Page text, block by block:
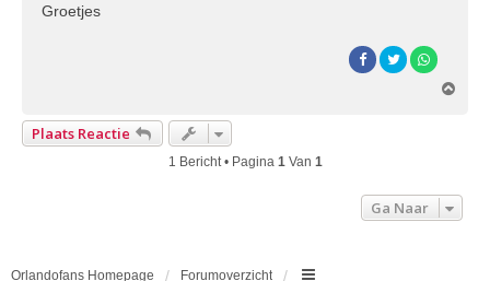
Groetjes
Plaats Reactie
1 Bericht • Pagina 1 Van 1
Ga Naar
Orlandofans Homepage Forumoverzicht